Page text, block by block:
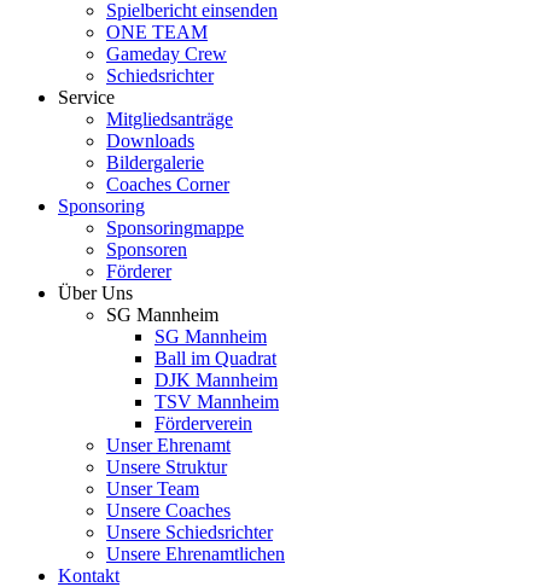
Spielbericht einsenden
ONE TEAM
Gameday Crew
Schiedsrichter
Service
Mitgliedsanträge
Downloads
Bildergalerie
Coaches Corner
Sponsoring
Sponsoringmappe
Sponsoren
Förderer
Über Uns
SG Mannheim
SG Mannheim
Ball im Quadrat
DJK Mannheim
TSV Mannheim
Förderverein
Unser Ehrenamt
Unsere Struktur
Unser Team
Unsere Coaches
Unsere Schiedsrichter
Unsere Ehrenamtlichen
Kontakt